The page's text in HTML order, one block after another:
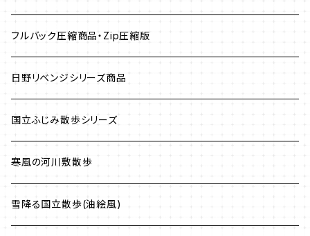
第１期販売作品商品
第２期販売作品商品
２０２５年作品
夏の発売作品
油絵風
立川昭和公園散歩シリーズ
鉛筆デッサン風
立川昭和公園散歩シリーズ
色鉛筆スケッチ&デッサン風
米森清一郎の心美(こころみ)シリーズ
国立ぶらつき散歩
パステル風
国立ぶらつき散歩
鉛筆スケッチ風(白黒)
フルバック圧縮商品・Zip圧縮版
日野リベンジシリーズ商品
国立ふじみ散歩シリーズ
寒風の河川敷散歩
雪降る国立散歩(油絵風)